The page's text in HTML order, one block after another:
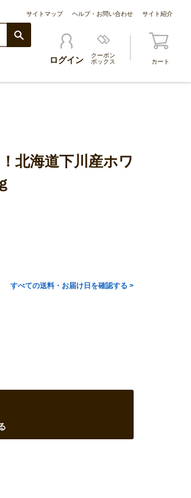
サイトマップ ヘルプ・お問い合わせ サイト紹介
ログイン
クーポン
ボックス
カート
北海道下川産ホワ
すべての送料・お届け日を確認する >